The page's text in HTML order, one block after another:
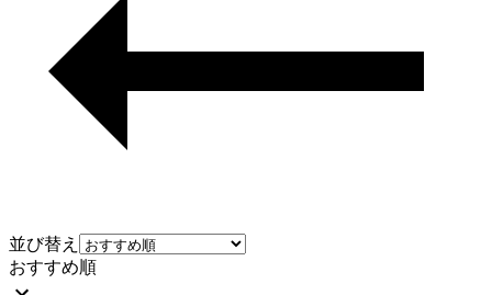
並び替え
おすすめ順